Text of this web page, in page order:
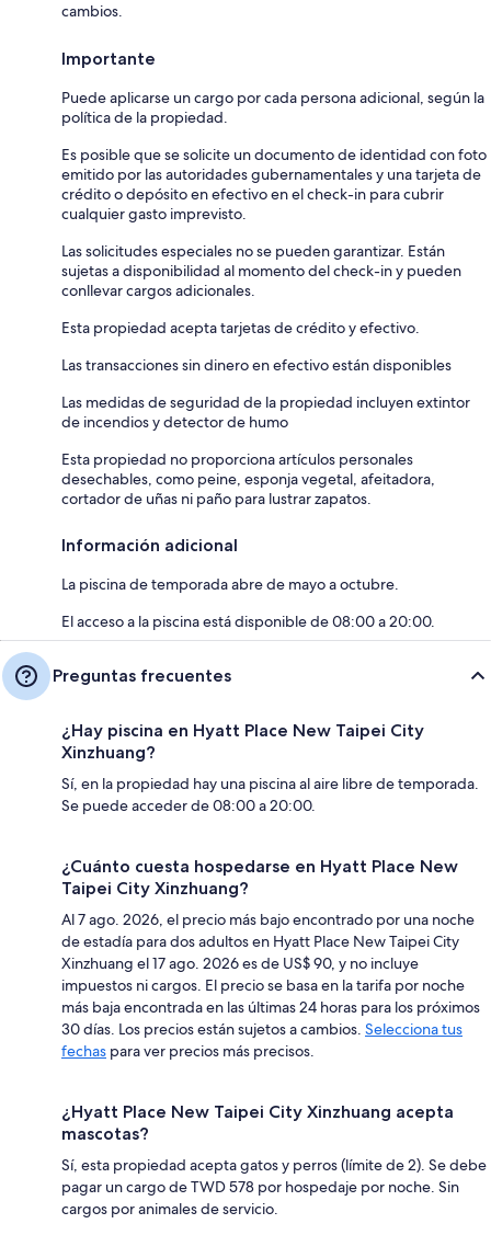
cambios.
Importante
Puede aplicarse un cargo por cada persona adicional, según la
política de la propiedad.
Es posible que se solicite un documento de identidad con foto
emitido por las autoridades gubernamentales y una tarjeta de
crédito o depósito en efectivo en el check-in para cubrir
cualquier gasto imprevisto.
Las solicitudes especiales no se pueden garantizar. Están
sujetas a disponibilidad al momento del check-in y pueden
conllevar cargos adicionales.
Esta propiedad acepta tarjetas de crédito y efectivo.
Las transacciones sin dinero en efectivo están disponibles
Las medidas de seguridad de la propiedad incluyen extintor
de incendios y detector de humo
Esta propiedad no proporciona artículos personales
desechables, como peine, esponja vegetal, afeitadora,
cortador de uñas ni paño para lustrar zapatos.
Información adicional
La piscina de temporada abre de mayo a octubre.
El acceso a la piscina está disponible de 08:00 a 20:00.
Preguntas frecuentes
¿Hay piscina en Hyatt Place New Taipei City
Xinzhuang?
Sí, en la propiedad hay una piscina al aire libre de temporada.
Se puede acceder de 08:00 a 20:00.
¿Cuánto cuesta hospedarse en Hyatt Place New
Taipei City Xinzhuang?
Al 7 ago. 2026, el precio más bajo encontrado por una noche
de estadía para dos adultos en Hyatt Place New Taipei City
Xinzhuang el 17 ago. 2026 es de US$ 90, y no incluye
impuestos ni cargos. El precio se basa en la tarifa por noche
más baja encontrada en las últimas 24 horas para los próximos
30 días. Los precios están sujetos a cambios. Selecciona tus
fechas para ver precios más precisos.
¿Hyatt Place New Taipei City Xinzhuang acepta
mascotas?
Sí, esta propiedad acepta gatos y perros (límite de 2). Se debe
pagar un cargo de TWD 578 por hospedaje por noche. Sin
cargos por animales de servicio.